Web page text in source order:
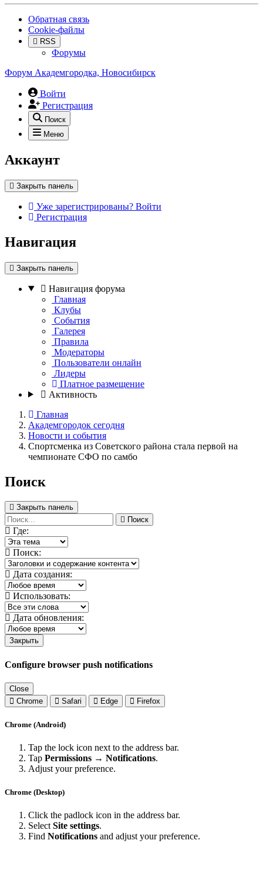
Обратная связь
Cookie-файлы
RSS
Форумы
Форум Академгородка, Новосибирск
Войти
Регистрация
Поиск
Меню
Аккаунт
Закрыть панель
Уже зарегистрированы? Войти
Регистрация
Навигация
Закрыть панель
Навигация форума
Главная
Клубы
События
Галерея
Правила
Модераторы
Пользователи онлайн
Лидеры
Платное размещение
Активность
Главная
Академгородок сегодня
Новости и события
Спортсменка из Советского района стала первой на
чемпионате СФО по самбо
Поиск
Закрыть панель
Поиск
Где:
Поиск:
Дата создания:
Использовать:
Дата обновления:
Закрыть
Configure browser push notifications
Close
Chrome
Safari Edge Firefox
Chrome (Android)
Tap the lock icon next to the address bar.
Tap Permissions → Notifications.
Adjust your preference.
Chrome (Desktop)
Click the padlock icon in the address bar.
Select Site settings.
Find Notifications and adjust your preference.